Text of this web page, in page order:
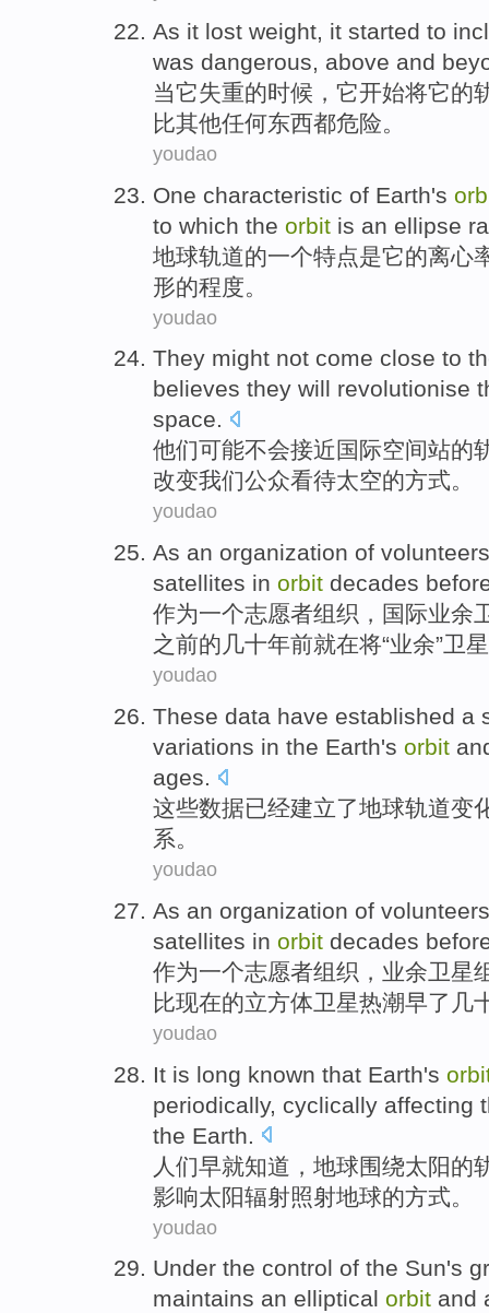
As it lost weight, it started to
was dangerous, above and
当它失重的时候，它开始将它的
比其他任何东西都危险。
youdao
One characteristic of Earth's
to which the orbit is an ellipse
地球轨道的一个特点是它的离心
形的程度 。
youdao
They might not come close to
believes they will revolutionise
space.
他们可能不会接近 国际空间站的
改变我们公众看待太空的方式。
youdao
As an organization of volunteers
satellites in orbit decades
作为一个志愿者组织 ，国际业余
之前的 几十年前就在将“业余”卫星
youdao
These data have established a
variations in the Earth's orbit
ages.
这些数据已经建立了地球轨道变
系。
youdao
As an organization of volunteers
satellites in orbit decades
作为一个志愿者组织 ， 业余卫星
比现在的立方体卫星热潮早了 几
youdao
It is long known that Earth's
periodically, cyclically affecting
the Earth.
人们早就知道 ， 地球围绕太阳的
影响太阳辐射照射地球的方式。
youdao
Under the control of the Sun's
maintains an elliptical orbit and